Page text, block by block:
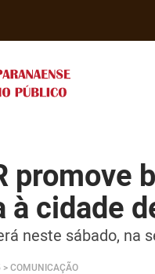
promove
cidade
neste sábado, na
> COMUNICAÇÃO